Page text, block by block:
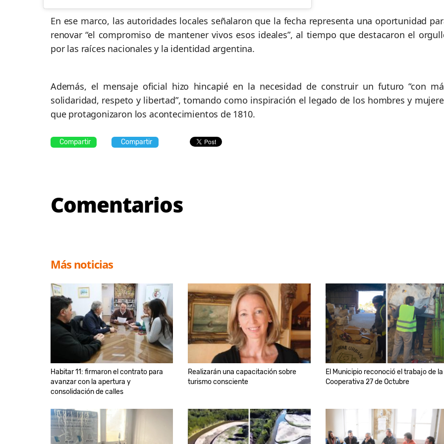
En ese marco, las autoridades locales señalaron que la fecha representa una oportunidad
renovar “el compromiso de mantener vivos esos ideales”, al tiempo que destacaron el
por las raíces nacionales y la identidad argentina.
Además, el mensaje oficial hizo hincapié en la necesidad de construir un futuro “con
solidaridad, respeto y libertad”, tomando como inspiración el legado de los hombres y
que protagonizaron los acontecimientos de 1810.
Compartir Compartir
Comentarios
Más noticias
Habitar 11: firmaron el contrato para
avanzar con la apertura y
consolidación de calles
Realizarán una capacitación sobre
turismo consciente
El Municipio reconoció el trabajo de la
Cooperativa 27 de Octubre